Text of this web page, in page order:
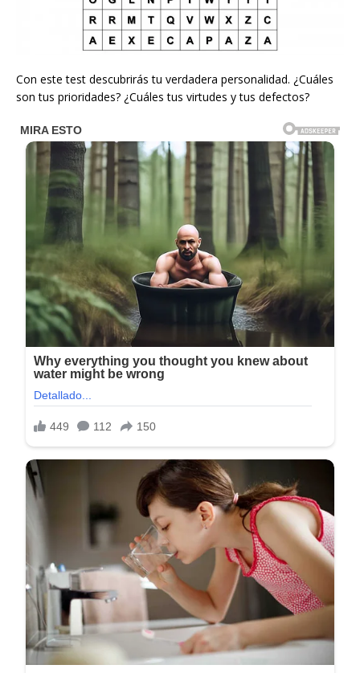
Con este test descubrirás tu verdadera personalidad. ¿Cuáles
son tus prioridades? ¿Cuáles tus virtudes y tus defectos?